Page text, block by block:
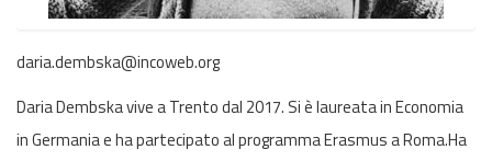
daria.dembska@incoweb.org
Daria Dembska vive a Trento dal 2017. Si è laureata in Economia
in Germania e ha partecipato al programma Erasmus a Roma.Ha